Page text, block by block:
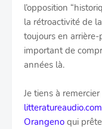
l’opposition
la rétroactivité de
toujours en
important de
années là.
Je tiens à
litteratureaudio.com
Orangeno qui